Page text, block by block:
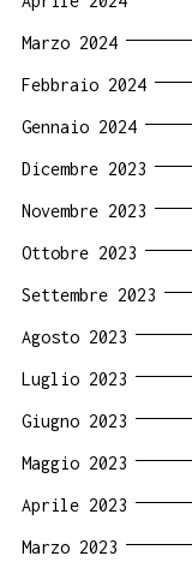
Marzo 2024
Febbraio 2024
Gennaio 2024
Dicembre 2023
Novembre 2023
Ottobre 2023
Settembre 2023
Agosto 2023
Luglio 2023
Giugno 2023
Maggio 2023
Aprile 2023
Marzo 2023